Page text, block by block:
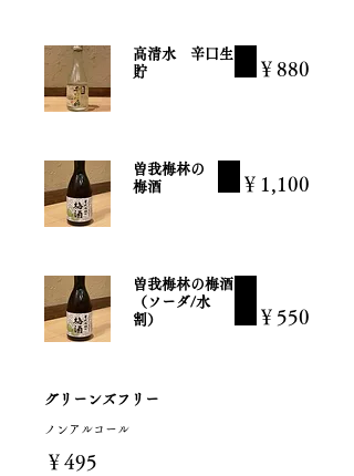
高清水 辛口生
貯
￥880
曽我梅林の
梅酒
￥1,100
曽我梅林の梅酒
（ソーダ/水
割）
￥550
グリーンズフリー
ノンアルコール
￥495